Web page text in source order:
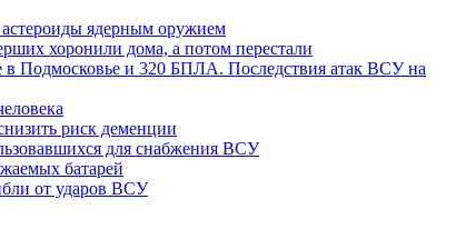
ядерным оружием
хоронили дома, а потом перестали
Подмосковье и 320 БПЛА. Последствия атак ВСУ на
риск деменции
для снабжения ВСУ
батарей
от ударов ВСУ